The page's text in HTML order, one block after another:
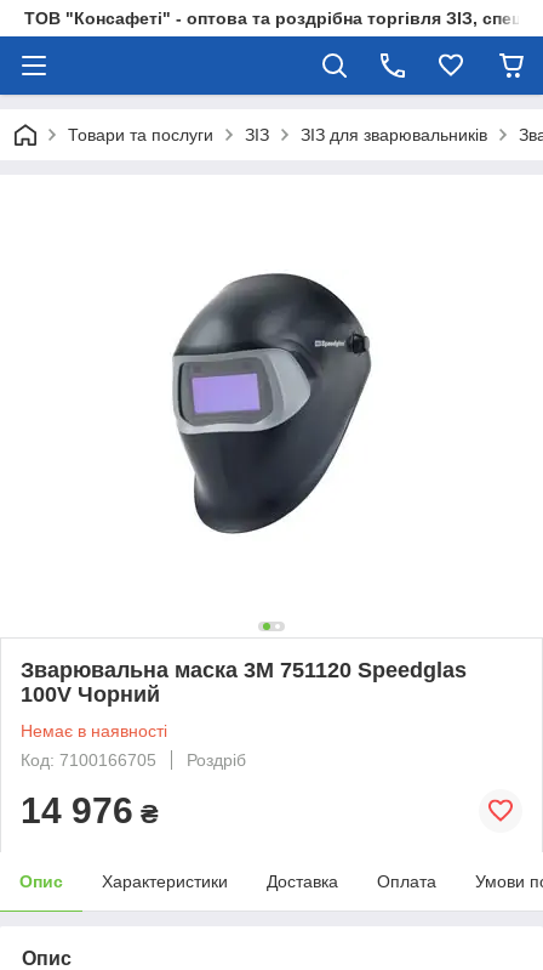
ТОВ "Консафеті" - оптова та роздрібна торгівля ЗІЗ,
Товари та послуги ЗІЗ ЗІЗ для зварювальників
Зварювальна маска 3M 751120 Speedglas
100V Чорний
Немає в наявності
Код: 7100166705
Роздріб
14 976 ₴
Опис Характеристики Доставка Оплата Умови
Опис